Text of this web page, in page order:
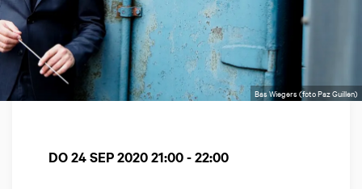
Bas Wiegers (foto Paz Guillen)
DO 24 SEP 202021:00 - 22:00